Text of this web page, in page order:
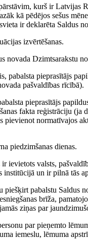
kurš ir Latvijas
kā pēdējos sešus
ir deklarēta Saldus
izvērtēšanas.
novada Dzimtsarakstu
pabalsta pieprasītājs
pašvaldības rīcībā).
pieprasītājs
fakta reģistrāciju (ja
pievienot normatīvajos
piedzimšanas dienas.
ievietots valsts,
institūcijā un ir pilnā tās
pabalstu Saldus
brīža,
ziņas par
par pieņemto
iemeslu, lēmuma